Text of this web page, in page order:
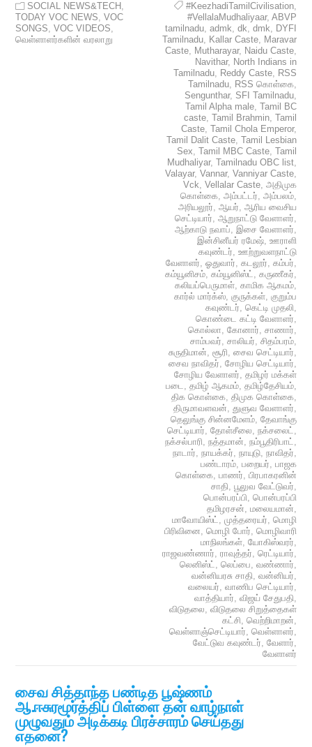
SOCIAL NEWS&TECH ,
TODAY VOC NEWS,VOC
SONGS,VOC VIDEOS,
வெள்ளாளர்களின் வரலாறு
#KeezhadiTamilCivilisation,
#VellalaMudhaliyaar, ABVP
tamilnadu, admk, dk, dmk, DYFI
Tamilnadu, Kallar Caste, Maravar
Caste, Mutharayar, Naidu Caste,
Navithar, North Indians in
Tamilnadu, Reddy Caste, RSS
Tamilnadu, RSS கொள்கை,
Sengunthar, SFI Tamilnadu,
Tamil Alpha male, Tamil BC
caste, Tamil Brahmin, Tamil
Caste, Tamil Chola Emperor,
Tamil Dalit Caste, Tamil Lesbian
Sex, Tamil MBC Caste, Tamil
Mudhaliyar, Tamilnadu OBC list,
Valayar, Vannar, Vanniyar Caste,
Vck, Vellalar Caste, அதிமுக
கொள்கை, அம்பட்டர், அம்பலம்,
அரியலூர், ஆயர், ஆரிய வைசிய
செட்டியார், ஆறுநாட்டு வேளாளர்,
ஆற்காடு நவாப், இசை வேளாளர்,
இன்சினீயர் ரமேஷ், ஊராளி
கவுண்டர், ஊற்றுவளநாட்டு
வேளாளர், ஓதுவார், கடலூர், கம்பர்,
கம்யூனிசம், கம்யூனிஸ்ட், கருணீகர்,
கலியப்பெருமாள், காமிக ஆகமம்,
கார்ல் மார்க்ஸ், குருக்கள், குறும்ப
கவுண்டர், கெட்டி முதலி,
கொண்டை கட்டி வேளாளர்,
கொல்லா, கோனார், சாணார்,
சாம்பவர், சாலியர், சிதம்பரம்,
சுருதிமான், சூரி, சைவ செட்டியார்,
சைவ நாவிதர், சோழிய செட்டியார்,
சோழிய வேளாளர், தமிழர் மக்கள்
படை, தமிழ் ஆகமம், தமிழ்தேசியம்,
திக கொள்கை, திமுக கொள்கை,
திருமாவளவன், துளுவ வேளாளர்,
தெலுங்கு சின்னமேளம், தேவாங்கு
செட்டியார், தோள்சீலை, நக்சலைட்,
நக்சல்பாரி, நத்தமான், நம்பூதிரிபாட்,
நாடார், நாயக்கர், நாயுடு, நாவிதர்,
பண்டாரம், பறையர், பாஜக
கொள்கை, பாணர், பிரபாகரனின்
சாதி, பூலுவ வேட்டுவர்,
பொன்பரப்பி, பொன்பரப்பி
தமிழரசன், மலையமான்,
மாவோயிஸ்ட், முத்தரையர், மொழி
பிரிவினை, மொழி போர், மொழிவாரி
மாநிலங்கள், யோகிஸ்வரர்,
ராஜவண்ணார், ராவுத்தர், ரெட்டியார்,
லெனிஸ்ட், லெப்பை, வண்ணார்,
வன்னியரசு சாதி, வன்னியர்,
வலையர், வாணிப செட்டியார்,
வாத்தியார், விஜய் சேதுபதி,
விடுதலை, விடுதலை சிறுத்தைகள்
கட்சி, வெற்றிமாறன்,
வெள்ளாஞ்செட்டியார், வெள்ளாளர்,
வேட்டுவ கவுண்டர், வேளார்,
வேளாளர்
சைவ சித்தாந்த பண்டித பூஷ்ணம்
ஆ.ஈசுரமூர்த்திப் பிள்ளை தன் வாழ்நாள்
முழுவதும் அடிக்கடி பிரச்சாரம் செய்தது
எதனை?